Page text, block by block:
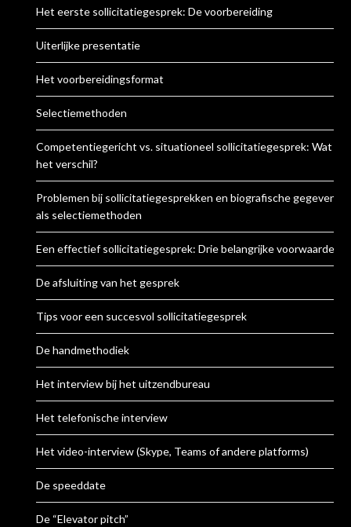
Het eerste sollicitatiegesprek: De voorbereiding
Uiterlijke presentatie
Het voorbereidingsformat
Selectiemethoden
Competentiegericht vs. situationeel sollicitatiegesprek: Wat is
het verschil?
Problemen bij sollicitatiegesprekken en biografische gegevens
als selectiemethoden
Een effectief sollicitatiegesprek: Drie belangrijke voorwaarden
De afsluiting van het gesprek
Tips voor een succesvol sollicitatiegesprek
De handmethodiek
Het interview bij het uitzendbureau
Het telefonische interview
Het video-interview (Skype, Teams of andere platforms)
De speeddate
De “Elevator pitch”